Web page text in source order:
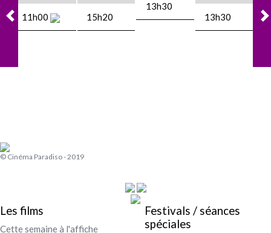
11h00 15h20
13h30
13h30
© Cinéma Paradiso - 2019
Les films
Cette semaine à l'affiche
Festivals / séances
spéciales